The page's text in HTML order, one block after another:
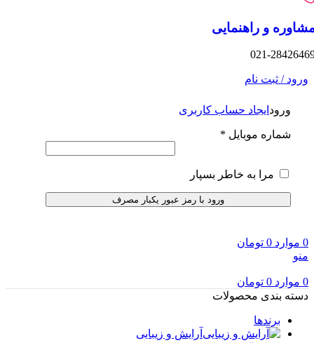
و راهنمایی
021-
ثبت نام
ایجاد حساب کاربری
موبایل *
مرا به خاطر بسپار
ورود با رمز عبور یکبار مصرف
0 تومان
0 تومان
محصولات
برندها
آرایش و زیبایی